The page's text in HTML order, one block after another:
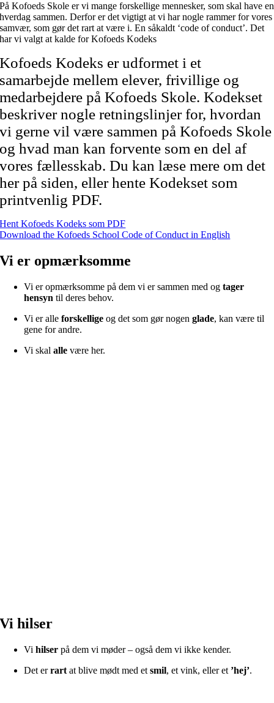
På Kofoeds Skole er vi mange forskellige mennesker, som skal have en
hverdag sammen. Derfor er det vigtigt at vi har nogle rammer for vores
samvær, som gør det rart at være i. En såkaldt ‘code of conduct’. Det
har vi valgt at kalde for Kofoeds Kodeks
Kofoeds Kodeks er udformet i et
samarbejde mellem elever, frivillige og
medarbejdere på Kofoeds Skole. Kodekset
beskriver nogle retningslinjer for, hvordan
vi gerne vil være sammen på Kofoeds Skole
og hvad man kan forvente som en del af
vores fællesskab.Du kan læse mere om det
her på siden, eller hente Kodekset som
printvenlig PDF.
Hent Kofoeds Kodeks som PDF
Download the Kofoeds School Code of Conduct in English
Vi er opmærksomme
Vi er opmærksomme på dem vi er sammen med ogtager
hensyn til deres behov.
Vi er alleforskellige og det som gør nogenglade, kan være til
gene for andre.
Vi skalalle være her.
Vi hilser
Vihilser på dem vi møder – også dem vi ikke kender.
Det errart at blive mødt med etsmil, et vink, eller et ’hej’.